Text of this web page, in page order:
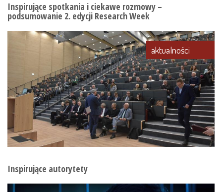
Inspirujące spotkania i ciekawe rozmowy –
podsumowanie 2. edycji Research Week
aktualności
Inspirujące autorytety